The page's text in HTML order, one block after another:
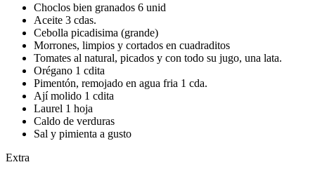
Choclos bien granados 6 unid
Aceite 3 cdas.
Cebolla picadisima (grande)
Morrones, limpios y cortados en cuadraditos
Tomates al natural, picados y con todo su jugo, una lata.
Orégano 1 cdita
Pimentón, remojado en agua fria 1 cda.
Ají molido 1 cdita
Laurel 1 hoja
Caldo de verduras
Sal y pimienta a gusto
Extra